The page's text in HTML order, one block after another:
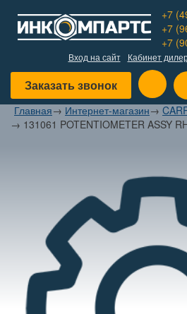
+7
+7
+7
Вход на сайт Кабинет
Заказать звонок
Главная→ Интернет-магазин→
→ 131061 POTENTIOMETER ASSY